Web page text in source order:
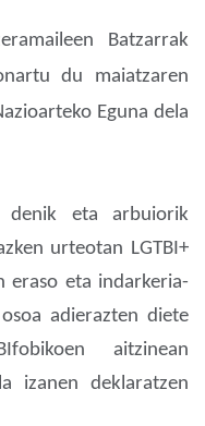
Batzarrak
du maiatzaren
Eguna dela
denik eta arbuiorik
urteotan LGTBI+
eraso eta indarkeria-
adierazten diete
aitzinean
izanen deklaratzen